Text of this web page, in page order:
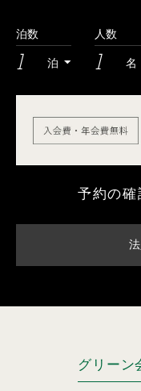
泊数
1 泊
人数
1 名
予約の確
グリーン